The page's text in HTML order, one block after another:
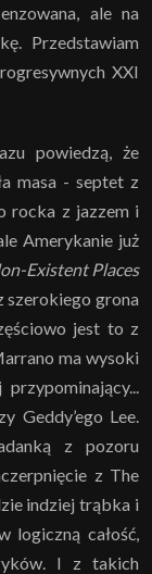
ale na
Przedstawiam
XXI
powiedzą, że
masa - septet z
rocka z jazzem i
Amerykanie już
Existent Places
szerokiego grona
jest to z
ma wysoki
Geddy’ego Lee.
z pozoru
z The
indziej trąbka i
logiczną całość,
I z takich